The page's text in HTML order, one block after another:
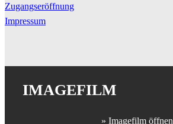
Zugangseröffnung
Impressum
IMAGEFILM
» Imagefilm öffnen